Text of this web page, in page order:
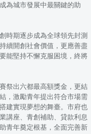
為城市發展中最關鍵的助
時期逐步成為全球領先封測
續開創社會價值，更應善盡
能堅持不懈克服困境，終將
祭出六都最高額獎金，更結
，激勵青年提出符合市場需
建實現夢想的舞臺。市府也
講座、青創補助、貸款利息
青年奠定根基，全面完善新